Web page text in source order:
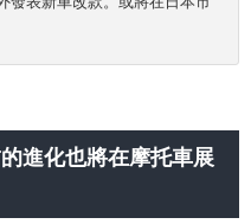
進化也將在摩托車展